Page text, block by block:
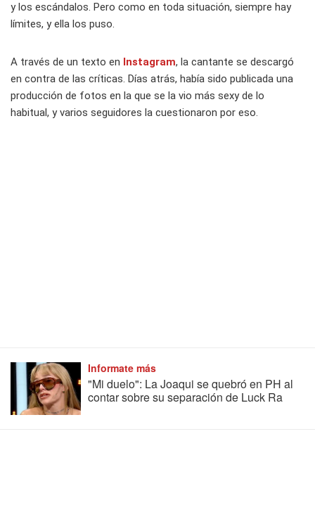
y los escándalos. Pero como en toda situación, siempre hay
límites, y ella los puso.
A través de un texto en Instagram, la cantante se descargó
en contra de las críticas. Días atrás, había sido publicada una
producción de fotos en la que se la vio más sexy de lo
habitual, y varios seguidores la cuestionaron por eso.
Informate más
"Mi duelo": La Joaqui se quebró en PH al
contar sobre su separación de Luck Ra